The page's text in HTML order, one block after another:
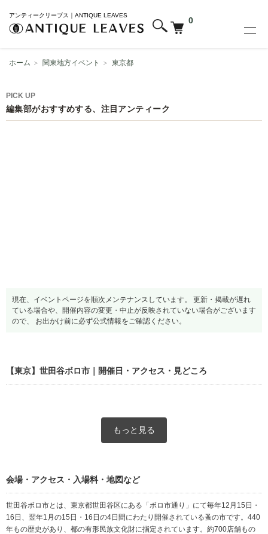
アンティークリーブス｜ANTIQUE LEAVES
0
ホーム ＞ 関東地方イベント ＞ 東京都
PICK UP
編集部がおすすめする、注目アンティーク
現在、イベントページを順次メンテナンスしています。 更新・掲載が遅れ
ている場合や、開催内容の変更・中止が反映されていない場合がございます
ので、 お出かけ前に必ず公式情報をご確認ください。
【東京】世田谷ボロ市｜開催日・アクセス・見どころ
もっと見る
会場・アクセス・入場料・地図など
世田谷ボロ市とは、東京都世田谷区にある「ボロ市通り」にて毎年12月15日・
16日、翌年1月の15日・16日の4日間にわたり開催されている蚤の市です。440
年もの歴史があり、都の有形民族文化財に指定されています。約700店舗もの